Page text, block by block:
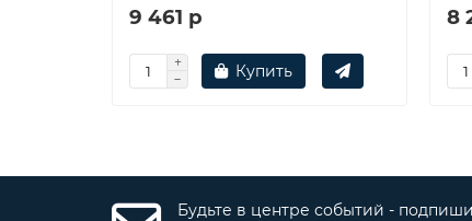
9 461 р
Купить
8
Будьте в центре событий -